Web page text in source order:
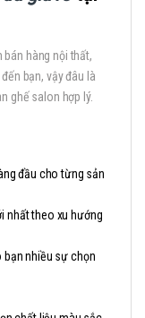
bán hàng nội thất,
bạn, vậy đâu là
ghế salon hợp lý.
đầu cho từng sản
nhất theo xu hướng
bạn nhiều sự chọn